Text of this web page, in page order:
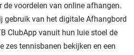
de voordelen van online afhangen.
gebruik van het digitale Afhangbord
ClubApp vanuit hun luie stoel de
zes tennisbanen bekijken en een